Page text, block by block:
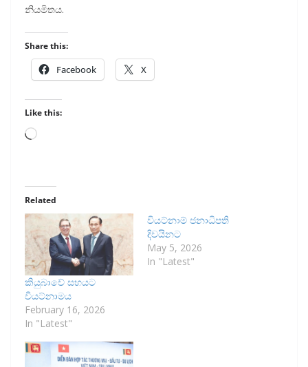
නියමිතය.
Share this:
Facebook X
Like this:
Loading…
Related
කියුබාවේ සහයට
වියට්නාමය
February 16, 2026
In "Latest"
වියට්නාම් ජනාධිපති
දිවයිනට
May 5, 2026
In "Latest"